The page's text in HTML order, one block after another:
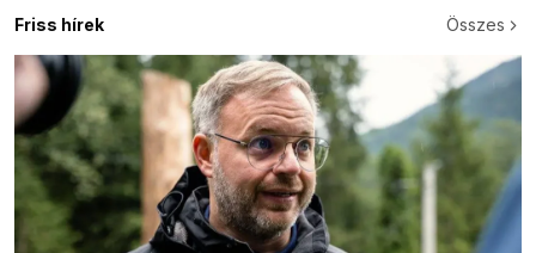
Friss hírek Összes